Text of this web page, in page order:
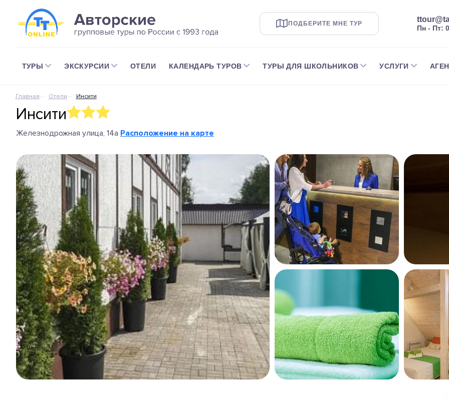
ПОДБЕРИТЕ МНЕ ТУР
Пн - Пт:
ТУРЫ ЭКСКУРСИИ ОТЕЛИ КАЛЕНДАРЬ ТУРОВ ТУРЫ ДЛЯ ШКОЛЬНИКОВ УСЛУГИ
Главная Отели Инсити
Инсити
Железнодрожная улица, 14а Расположение на карте